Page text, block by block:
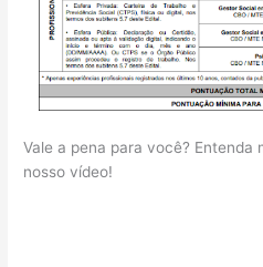
Vale a pena para você? Entenda
nosso vídeo!